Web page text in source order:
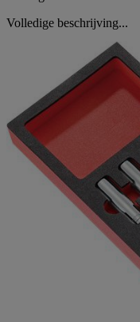
Volledige beschrijving...